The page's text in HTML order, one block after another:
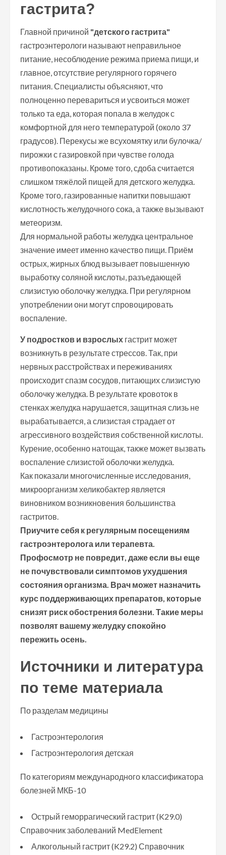
гастрита?
Главной причиной "детского гастрита"
гастроэнтерологи называют неправильное
питание, несоблюдение режима приема пищи, и
главное, отсутствие регулярного горячего
питания. Специалисты объясняют, что
полноценно перевариться и усвоиться может
только та еда, которая попала в желудок с
комфортной для него температурой (около 37
градусов). Перекусы же всухомятку или булочка/
пирожки с газировкой при чувстве голода
противопоказаны. Кроме того, сдоба считается
слишком тяжёлой пищей для детского желудка.
Кроме того, газированные напитки повышают
кислотность желудочного сока, а также вызывают
метеоризм.
Для нормальной работы желудка центральное
значение имеет именно качество пищи. Приём
острых, жирных блюд вызывает повышенную
выработку соляной кислоты, разъедающей
слизистую оболочку желудка. При регулярном
употреблении они могут спровоцировать
воспаление.
У подростков и взрослых гастрит может
возникнуть в результате стрессов. Так, при
нервных расстройствах и переживаниях
происходит спазм сосудов, питающих слизистую
оболочку желудка. В результате кровоток в
стенках желудка нарушается, защитная слизь не
вырабатывается, а слизистая страдает от
агрессивного воздействия собственной кислоты.
Курение, особенно натощак, также может вызвать
воспаление слизистой оболочки желудка.
Как показали многочисленные исследования,
микроорганизм хеликобактер является
виновником возникновения большинства
гастритов.
Приучите себя к регулярным посещениям
гастроэнтеролога или терапевта.
Профосмотр не повредит, даже если вы еще
не почувствовали симптомов ухудшения
состояния организма. Врач может назначить
курс поддерживающих препаратов, которые
снизят риск обострения болезни. Такие меры
позволят вашему желудку спокойно
пережить осень.
Источники и литература
по теме материала
По разделам медицины
Гастроэнтерология
Гастроэнтерология детская
По категориям международного классификатора
болезней МКБ-10
Острый геморрагический гастрит (K29.0)
Справочник заболеваний MedElement
Алкогольный гастрит (K29.2) Справочник